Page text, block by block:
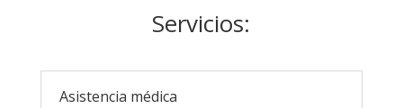
Servicios:
Asistencia médica